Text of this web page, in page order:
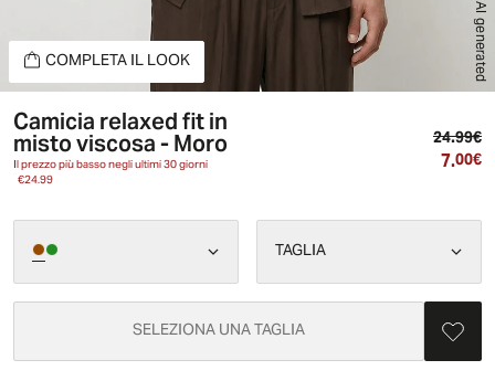
AI generated
COMPLETA IL LOOK
Camicia relaxed fit in
misto viscosa - Moro
Il prezzo più basso negli ultimi 30 giorni
€24.99
24.99€
7.00€
TAGLIA
SELEZIONA UNA TAGLIA